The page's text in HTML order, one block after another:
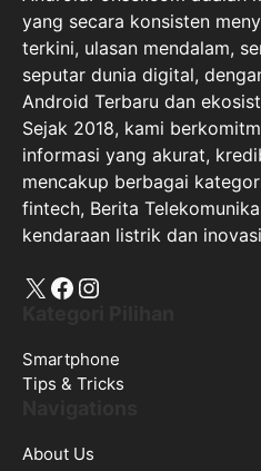
Sejak 2018, kami
informasi yang akurat,
mencakup berbagai
fintech, Berita
kendaraan listrik dan
X Facebook
Instagram
Kategori Pilihan
Smartphone
Navigations
Editorial
Contact us
Disclaimer